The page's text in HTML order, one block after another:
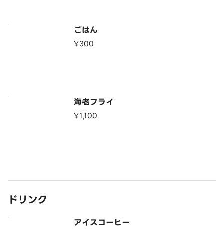
ごはん
¥300
海老フライ
¥1,100
ドリンク
アイスコーヒー